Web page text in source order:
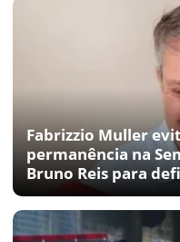
Fabrizzio Muller
permanência na
Bruno Reis para